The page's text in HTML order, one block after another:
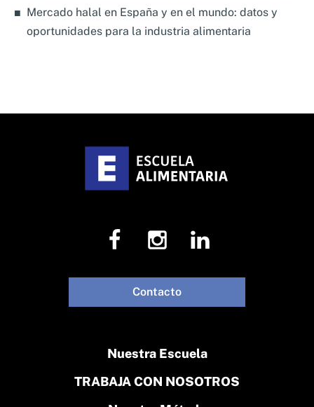
Mercado halal en España y en el mundo: datos y
oportunidades para la industria alimentaria
Nuestra Escuela
TRABAJA CON NOSOTROS
Contacto